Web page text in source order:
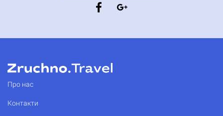
Про нас
Контакти